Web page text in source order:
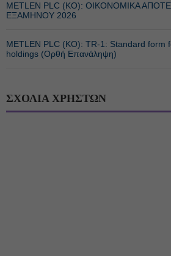
METLEN PLC (ΚΟ): ΟΙΚΟΝΟΜΙΚΑ
ΕΞΑΜΗΝΟΥ 2026
METLEN PLC (ΚΟ): TR-1: Standard form
holdings (Ορθή Επανάληψη)
ΣΧΟΛΙΑ ΧΡΗΣΤΩΝ